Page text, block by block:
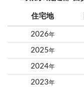
住宅地
2026年
2025年
2024年
2023年